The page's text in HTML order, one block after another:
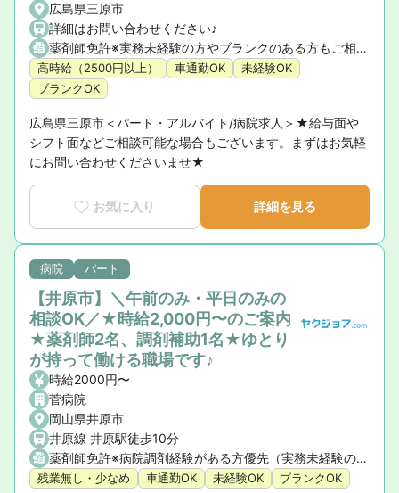
広島県三原市
詳細はお問い合わせください♪
薬剤師免許※実務未経験の方やブランクのある方もご相談ください。
高時給（2500円以上） 車通勤OK
未経験OK
ブランクOK
広島県三原市＜パート・アルバイト/病院求人＞★給与面や
シフト面などご相談可能な場合もございます。まずはお気軽
にお問い合わせくださいませ★
お気に入り 詳細を見る
病院 パート
【井原市】＼午前のみ・平日のみの
相談OK／★時給2,000円〜のご案内
★薬剤師2名、調剤補助1名★ゆとり
が持って働ける職場です♪
時給2000円〜
菅病院
岡山県井原市
井原線 井原駅徒歩10分
薬剤師免許※病院調剤経験がある方優先（実務未経験の方やブランクのある方もご相談ください） ※車の運転免許をお持ちの方歓迎！
残業無し・少なめ 車通勤OK 未経験OK ブランクOK